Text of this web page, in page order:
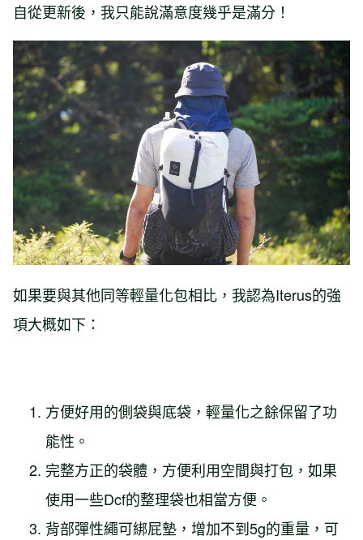
自從更新後，我只能說滿意度幾乎是滿分！
如果要與其他同等輕量化包相比，我認為Iterus的強
項大概如下：
方便好用的側袋與底袋，輕量化之餘保留了功
能性。
完整方正的袋體，方便利用空間與打包，如果
使用一些Dcf的整理袋也相當方便。
背部彈性繩可綁屁墊，增加不到5g的重量，可